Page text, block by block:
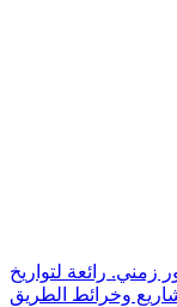
زمني. رائعة لتواريخ